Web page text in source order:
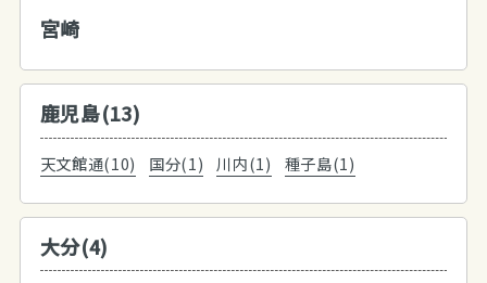
宮崎
鹿児島(13)
天文館通(10) 国分(1) 川内(1) 種子島(1)
大分(4)